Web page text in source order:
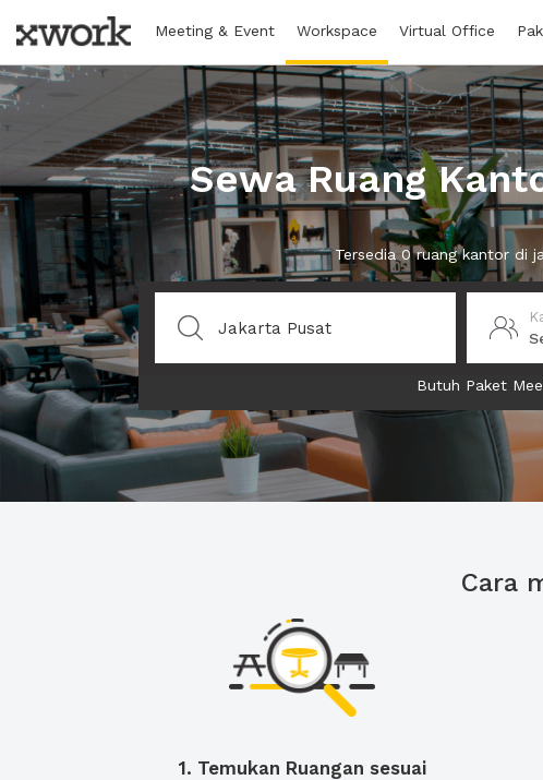
Meeting & Event Workspace Virtual Office
Sewa Ruang
Tersedia 0 ruang kantor di
Butuh Paket
Cara
1. Temukan Ruangan sesuai